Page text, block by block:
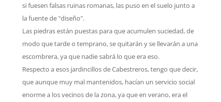
si fuesen falsas ruinas romanas, las puso en el suelo junto a
la fuente de "diseño".
Las piedras están puestas para que acumulen suciedad, de
modo que tarde o temprano, se quitarán y se llevarán a una
escombrera, ya que nadie sabrá lo que era eso.
Respecto a esos jardincillos de Cabestreros, tengo que decir,
que aunque muy mal mantenidos, hacían un servicio social
enorme a los vecinos de la zona, ya que en verano, era el